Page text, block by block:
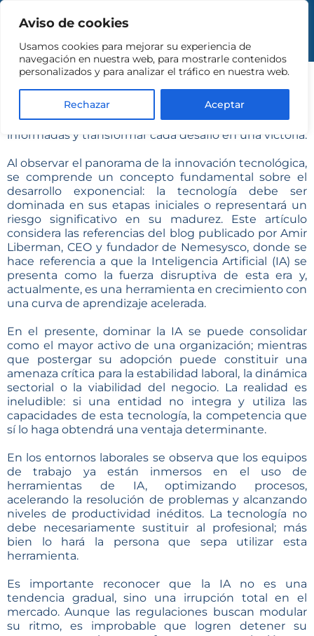
Aviso de cookies
Usamos cookies para mejorar su experiencia de
navegación en nuestra web, para mostrarle contenidos
personalizados y para analizar el tráfico en nuestra web.
Rechazar Aceptar
La adopción de la IA permite a las organizaciones
cerrar acuerdos con celeridad, tomar decisiones
informadas y transformar cada desafío en una victoria.
Al observar el panorama de la innovación tecnológica,
se comprende un concepto fundamental sobre el
desarrollo exponencial: la tecnología debe ser
dominada en sus etapas iniciales o representará un
riesgo significativo en su madurez. Este artículo
considera las referencias del blog publicado por Amir
Liberman, CEO y fundador de Nemesysco, donde se
hace referencia a que la Inteligencia Artificial (IA) se
presenta como la fuerza disruptiva de esta era y,
actualmente, es una herramienta en crecimiento con
una curva de aprendizaje acelerada.
En el presente, dominar la IA se puede consolidar
como el mayor activo de una organización; mientras
que postergar su adopción puede constituir una
amenaza crítica para la estabilidad laboral, la dinámica
sectorial o la viabilidad del negocio. La realidad es
ineludible: si una entidad no integra y utiliza las
capacidades de esta tecnología, la competencia que
sí lo haga obtendrá una ventaja determinante.
En los entornos laborales se observa que los equipos
de trabajo ya están inmersos en el uso de
herramientas de IA, optimizando procesos,
acelerando la resolución de problemas y alcanzando
niveles de productividad inéditos. La tecnología no
debe necesariamente sustituir al profesional; más
bien lo hará la persona que sepa utilizar esta
herramienta.
Es importante reconocer que la IA no es una
tendencia gradual, sino una irrupción total en el
mercado. Aunque las regulaciones buscan modular
su ritmo, es improbable que logren detener su